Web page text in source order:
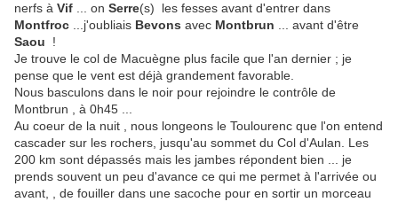
nerfs à Vif ... on Serre(s) les fesses avant d'entrer dans
Montfroc
...j'oubliais Bevons avec Montbrun ... avant d'être
Saou !
Je trouve le col de Macuègne plus facile que l'an dernier ; je
pense que le vent est déjà grandement favorable.
Nous basculons dans le noir pour rejoindre le contrôle de
Montbrun , à 0h45 ...
Au coeur de la nuit , nous longeons le Toulourenc que l'on entend
cascader sur les rochers, jusqu'au sommet du Col d'Aulan. Les
200 km sont dépassés mais les jambes répondent bien ... je
prends souvent un peu d'avance ce qui me permet à l'arrivée ou
avant, , de fouiller dans une sacoche pour en sortir un morceau